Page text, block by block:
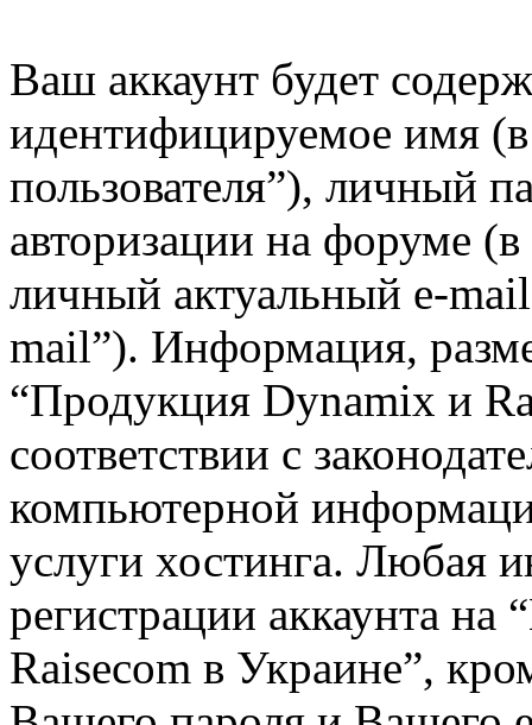
Ваш аккаунт будет
идентифицируемое имя
пользователя”), личный
авторизации на форуме
личный актуальный e-
mail”). Информация,
“Продукция Dynamix и
соответствии с
компьютерной
услуги хостинга. Любая
регистрации аккаунта
Raisecom в Украине”,